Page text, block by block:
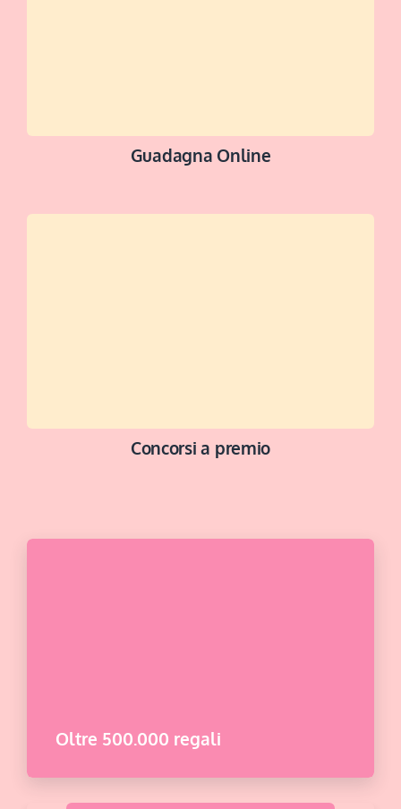
Guadagna Online
Concorsi a premio
Oltre 500.000 regali